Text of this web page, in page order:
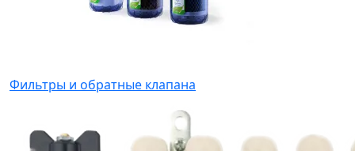
Фильтры и обратные клапана